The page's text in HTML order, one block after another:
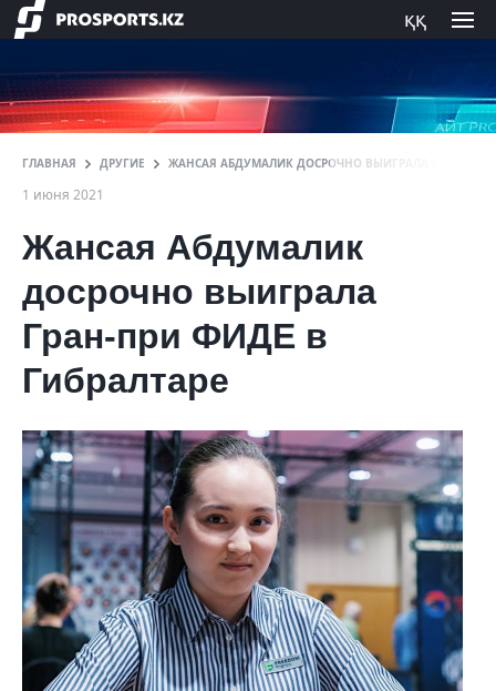
ққ
ГЛАВНАЯ ДРУГИЕ ЖАНСАЯ АБДУМАЛИК ДОСРОЧНО ВЫИГРАЛА ГРАН-ПРИ
1 июня 2021
Жансая Абдумалик
досрочно выиграла
Гран-при ФИДЕ в
Гибралтаре